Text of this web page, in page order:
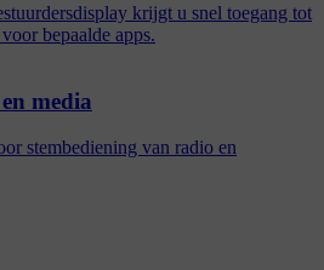
krijgt u snel toegang tot
bepaalde apps.
media
stembediening van radio en